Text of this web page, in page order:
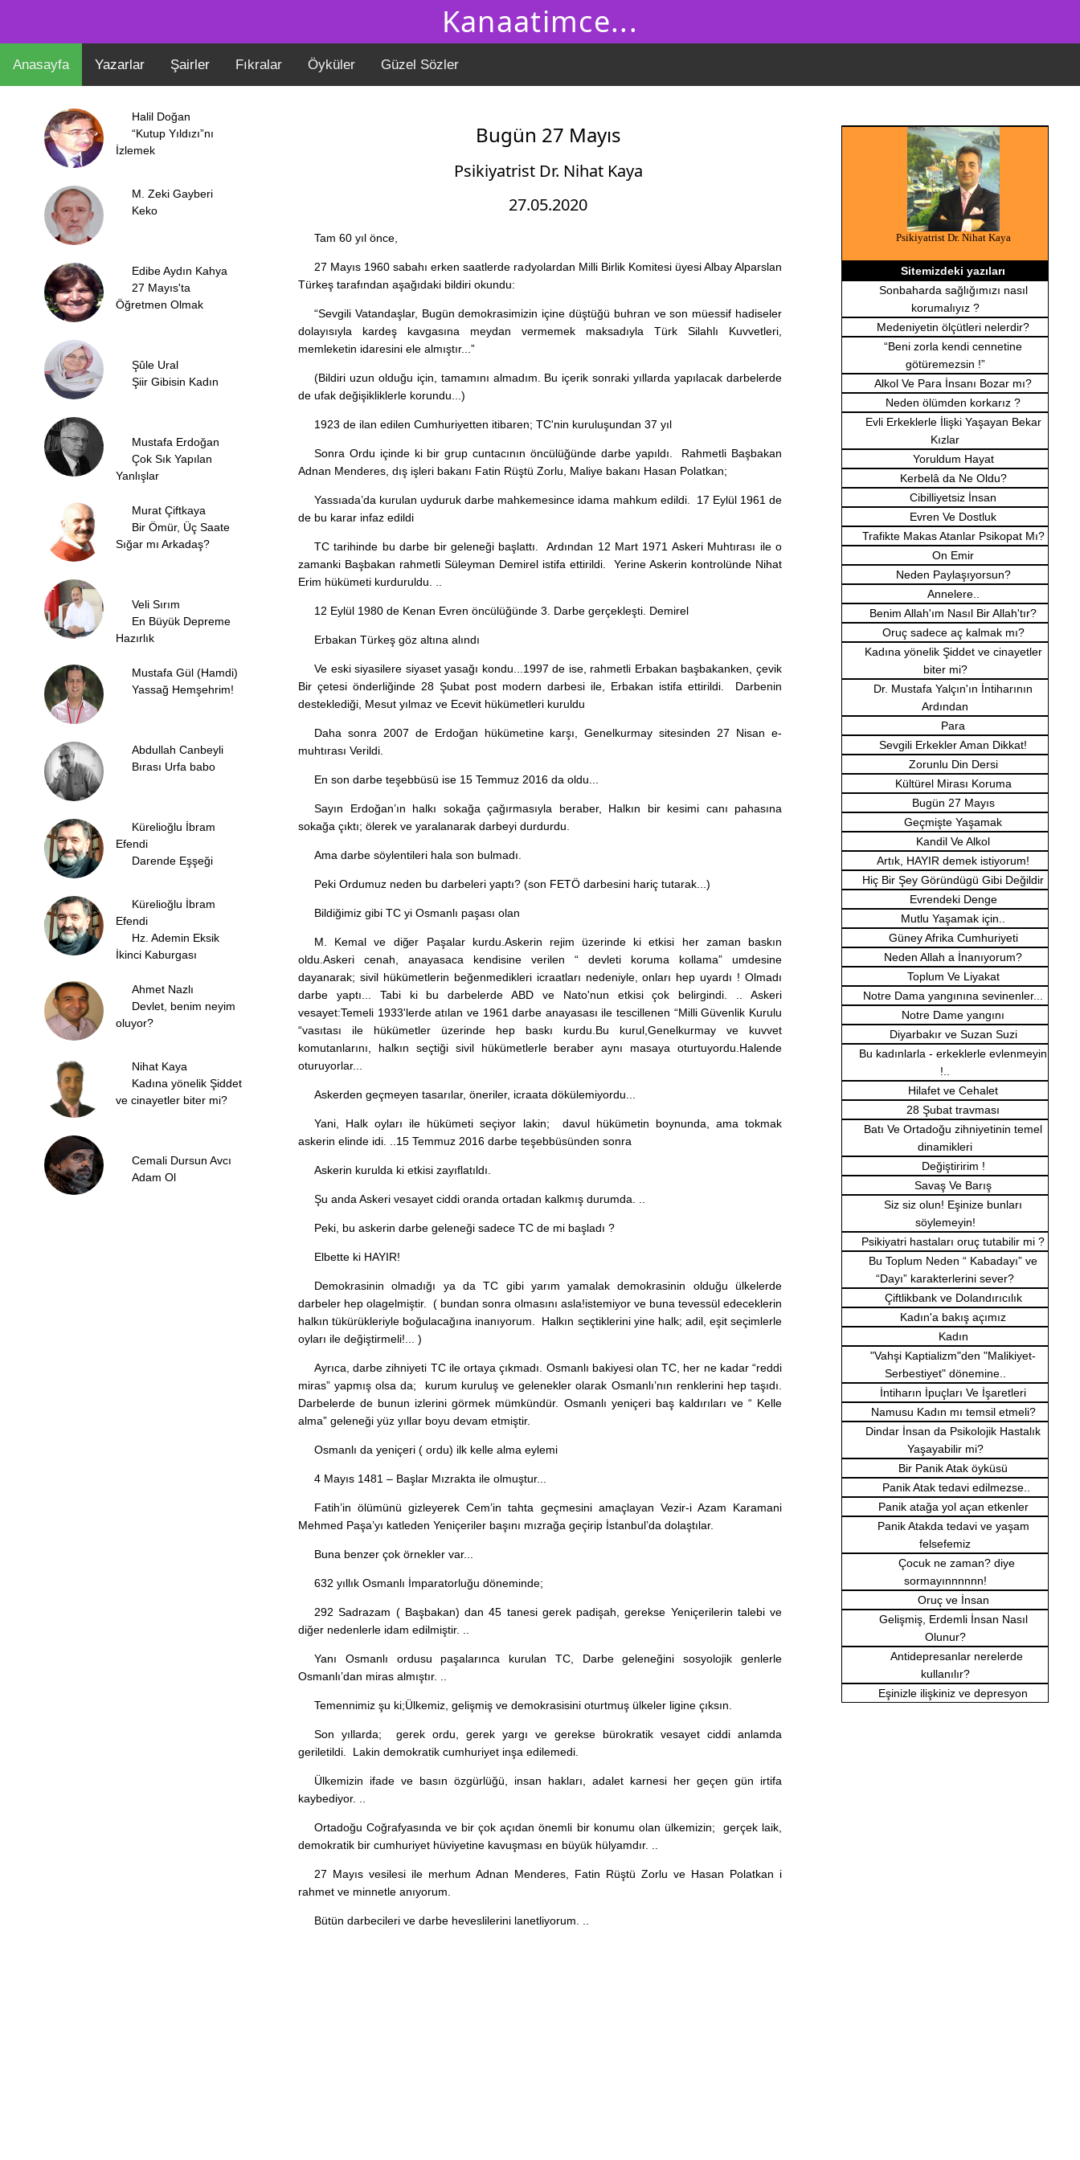
Kanaatimce...
Anasayfa Yazarlar Şairler Fıkralar Öyküler Güzel Sözler
Halil Doğan
“Kutup Yıldızı”nı
İzlemek
M. Zeki Gayberi
Keko
Edibe Aydın Kahya
27 Mayıs'ta
Öğretmen Olmak
Şûle Ural
Şiir Gibisin Kadın
Mustafa Erdoğan
Çok Sık Yapılan
Yanlışlar
Murat Çiftkaya
Bir Ömür, Üç Saate
Sığar mı Arkadaş?
Veli Sırım
En Büyük Depreme
Hazırlık
Mustafa Gül (Hamdi)
Yassağ Hemşehrim!
Abdullah Canbeyli
Bırası Urfa babo
Kürelioğlu İbram
Efendi
Darende Eşşeği
Kürelioğlu İbram
Efendi
Hz. Ademin Eksik
İkinci Kaburgası
Ahmet Nazlı
Devlet, benim neyim
oluyor?
Nihat Kaya
Kadına yönelik Şiddet
ve cinayetler biter mi?
Cemali Dursun Avcı
Adam Ol
Bugün 27 Mayıs
Psikiyatrist Dr. Nihat Kaya
27.05.2020
Tam 60 yıl önce,
27 Mayıs 1960 sabahı erken saatlerde radyolardan Milli Birlik Komitesi üyesi Albay Alparslan
Türkeş tarafından aşağıdaki bildiri okundu:
“Sevgili Vatandaşlar, Bugün demokrasimizin içine düştüğü buhran ve son müessif hadiseler
dolayısıyla kardeş kavgasına meydan vermemek maksadıyla Türk Silahlı Kuvvetleri,
memleketin idaresini ele almıştır...”
(Bildiri uzun olduğu için, tamamını almadım. Bu içerik sonraki yıllarda yapılacak darbelerde
de ufak değişikliklerle korundu...)
1923 de ilan edilen Cumhuriyetten itibaren; TC'nin kuruluşundan 37 yıl
Sonra Ordu içinde ki bir grup cuntacının öncülüğünde darbe yapıldı. Rahmetli Başbakan
Adnan Menderes, dış işleri bakanı Fatin Rüştü Zorlu, Maliye bakanı Hasan Polatkan;
Yassıada’da kurulan uyduruk darbe mahkemesince idama mahkum edildi. 17 Eylül 1961 de
de bu karar infaz edildi
TC tarihinde bu darbe bir geleneği başlattı. Ardından 12 Mart 1971 Askeri Muhtırası ile o
zamanki Başbakan rahmetli Süleyman Demirel istifa ettirildi. Yerine Askerin kontrolünde Nihat
Erim hükümeti kurduruldu. ..
12 Eylül 1980 de Kenan Evren öncülüğünde 3. Darbe gerçekleşti. Demirel
Erbakan Türkeş göz altına alındı
Ve eski siyasilere siyaset yasağı kondu...1997 de ise, rahmetli Erbakan başbakanken, çevik
Bir çetesi önderliğinde 28 Şubat post modern darbesi ile, Erbakan istifa ettirildi. Darbenin
desteklediği, Mesut yılmaz ve Ecevit hükümetleri kuruldu
Daha sonra 2007 de Erdoğan hükümetine karşı, Genelkurmay sitesinden 27 Nisan e-
muhtırası Verildi.
En son darbe teşebbüsü ise 15 Temmuz 2016 da oldu...
Sayın Erdoğan’ın halkı sokağa çağırmasıyla beraber, Halkın bir kesimi canı pahasına
sokağa çıktı; ölerek ve yaralanarak darbeyi durdurdu.
Ama darbe söylentileri hala son bulmadı.
Peki Ordumuz neden bu darbeleri yaptı? (son FETÖ darbesini hariç tutarak...)
Bildiğimiz gibi TC yi Osmanlı paşası olan
M. Kemal ve diğer Paşalar kurdu.Askerin rejim üzerinde ki etkisi her zaman baskın
oldu.Askeri cenah, anayasaca kendisine verilen “ devleti koruma kollama” umdesine
dayanarak; sivil hükümetlerin beğenmedikleri icraatları nedeniyle, onları hep uyardı ! Olmadı
darbe yaptı... Tabi ki bu darbelerde ABD ve Nato'nun etkisi çok belirgindi. .. Askeri
vesayet:Temeli 1933'lerde atılan ve 1961 darbe anayasası ile tescillenen “Milli Güvenlik Kurulu
“vasıtası ile hükümetler üzerinde hep baskı kurdu.Bu kurul,Genelkurmay ve kuvvet
komutanlarını, halkın seçtiği sivil hükümetlerle beraber aynı masaya oturtuyordu.Halende
oturuyorlar...
Askerden geçmeyen tasarılar, öneriler, icraata dökülemiyordu...
Yani, Halk oyları ile hükümeti seçiyor lakin; davul hükümetin boynunda, ama tokmak
askerin elinde idi. ..15 Temmuz 2016 darbe teşebbüsünden sonra
Askerin kurulda ki etkisi zayıflatıldı.
Şu anda Askeri vesayet ciddi oranda ortadan kalkmış durumda. ..
Peki, bu askerin darbe geleneği sadece TC de mi başladı ?
Elbette ki HAYIR!
Demokrasinin olmadığı ya da TC gibi yarım yamalak demokrasinin olduğu ülkelerde
darbeler hep olagelmiştir. ( bundan sonra olmasını asla!istemiyor ve buna tevessül edeceklerin
halkın tükürükleriyle boğulacağına inanıyorum. Halkın seçtiklerini yine halk; adil, eşit seçimlerle
oyları ile değiştirmeli!... )
Ayrıca, darbe zihniyeti TC ile ortaya çıkmadı. Osmanlı bakiyesi olan TC, her ne kadar “reddi
miras” yapmış olsa da; kurum kuruluş ve gelenekler olarak Osmanlı’nın renklerini hep taşıdı.
Darbelerde de bunun izlerini görmek mümkündür. Osmanlı yeniçeri baş kaldırıları ve “ Kelle
alma” geleneği yüz yıllar boyu devam etmiştir.
Osmanlı da yeniçeri ( ordu) ilk kelle alma eylemi
4 Mayıs 1481 – Başlar Mızrakta ile olmuştur...
Fatih’in ölümünü gizleyerek Cem’in tahta geçmesini amaçlayan Vezir-i Azam Karamani
Mehmed Paşa’yı katleden Yeniçeriler başını mızrağa geçirip İstanbul’da dolaştılar.
Buna benzer çok örnekler var...
632 yıllık Osmanlı İmparatorluğu döneminde;
292 Sadrazam ( Başbakan) dan 45 tanesi gerek padişah, gerekse Yeniçerilerin talebi ve
diğer nedenlerle idam edilmiştir. ..
Yanı Osmanlı ordusu paşalarınca kurulan TC, Darbe geleneğini sosyolojik genlerle
Osmanlı’dan miras almıştır. ..
Temennimiz şu ki;Ülkemiz, gelişmiş ve demokrasisini oturtmuş ülkeler ligine çıksın.
Son yıllarda; gerek ordu, gerek yargı ve gerekse bürokratik vesayet ciddi anlamda
geriletildi. Lakin demokratik cumhuriyet inşa edilemedi.
Ülkemizin ifade ve basın özgürlüğü, insan hakları, adalet karnesi her geçen gün irtifa
kaybediyor. ..
Ortadoğu Coğrafyasında ve bir çok açıdan önemli bir konumu olan ülkemizin; gerçek laik,
demokratik bir cumhuriyet hüviyetine kavuşması en büyük hülyamdır. ..
27 Mayıs vesilesi ile merhum Adnan Menderes, Fatin Rüştü Zorlu ve Hasan Polatkan i
rahmet ve minnetle anıyorum.
Bütün darbecileri ve darbe heveslilerini lanetliyorum. ..
Psikiyatrist Dr. Nihat Kaya
Sitemizdeki yazıları
Sonbaharda sağlığımızı nasıl
korumalıyız ?
Medeniyetin ölçütleri nelerdir?
“Beni zorla kendi cennetine
götüremezsin !”
Alkol Ve Para İnsanı Bozar mı?
Neden ölümden korkarız ?
Evli Erkeklerle İlişki Yaşayan Bekar
Kızlar
Yoruldum Hayat
Kerbelâ da Ne Oldu?
Cibilliyetsiz İnsan
Evren Ve Dostluk
Trafikte Makas Atanlar Psikopat Mı?
On Emir
Neden Paylaşıyorsun?
Annelere..
Benim Allah'ım Nasıl Bir Allah'tır?
Oruç sadece aç kalmak mı?
Kadına yönelik Şiddet ve cinayetler
biter mi?
Dr. Mustafa Yalçın'ın İntiharının
Ardından
Para
Sevgili Erkekler Aman Dikkat!
Zorunlu Din Dersi
Kültürel Mirası Koruma
Bugün 27 Mayıs
Geçmişte Yaşamak
Kandil Ve Alkol
Artık, HAYIR demek istiyorum!
Hiç Bir Şey Göründügü Gibi Değildir
Evrendeki Denge
Mutlu Yaşamak için..
Güney Afrika Cumhuriyeti
Neden Allah a İnanıyorum?
Toplum Ve Liyakat
Notre Dama yangınına sevinenler...
Notre Dame yangını
Diyarbakır ve Suzan Suzi
Bu kadınlarla - erkeklerle evlenmeyin
!..
Hilafet ve Cehalet
28 Şubat travması
Batı Ve Ortadoğu zihniyetinin temel
dinamikleri
Değiştiririm !
Savaş Ve Barış
Siz siz olun! Eşinize bunları
söylemeyin!
Psikiyatri hastaları oruç tutabilir mi ?
Bu Toplum Neden “ Kabadayı” ve
“Dayı” karakterlerini sever?
Çiftlikbank ve Dolandırıcılık
Kadın'a bakış açımız
Kadın
"Vahşi Kaptializm"den "Malikiyet-
Serbestiyet" dönemine..
İntiharın İpuçları Ve İşaretleri
Namusu Kadın mı temsil etmeli?
Dindar İnsan da Psikolojik Hastalık
Yaşayabilir mi?
Bir Panik Atak öyküsü
Panik Atak tedavi edilmezse..
Panik atağa yol açan etkenler
Panik Atakda tedavi ve yaşam
felsefemiz
Çocuk ne zaman? diye
sormayınnnnnn!
Oruç ve İnsan
Gelişmiş, Erdemli İnsan Nasıl
Olunur?
Antidepresanlar nerelerde
kullanılır?
Eşinizle ilişkiniz ve depresyon